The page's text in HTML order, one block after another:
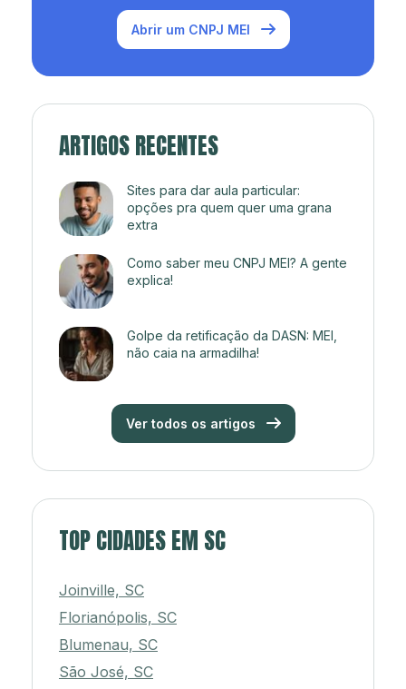
Abrir um CNPJ MEI
ARTIGOS RECENTES
Sites para dar aula particular:
opções pra quem quer uma grana
extra
Como saber meu CNPJ MEI? A gente
explica!
Golpe da retificação da DASN: MEI,
não caia na armadilha!
Ver todos os artigos
TOP CIDADES EM SC
Joinville, SC
Florianópolis, SC
Blumenau, SC
São José, SC